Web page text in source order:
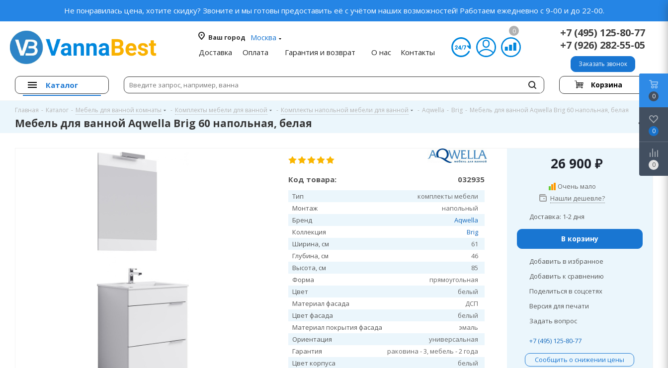
Не понравилась цена, хотите скидку? Звоните и мы готовы предоставить её с учётом наших возможностей! Работаем ежедневно с 9-00 и до 22-00.
Ваш город
Москва
Доставка
Оплата Гарантия и возврат О нас Контакты
0
+7 (495) 125-80-77
+7 (926) 282-55-05
Заказать звонок
Каталог Корзина
Главная - Каталог - Мебель для ванной комнаты - Комплекты мебели для ванной - Комплекты напольной мебели для ванной - Aqwella - Brig - Мебель для ванной Aqwella Brig 60 напольная, белая
Мебель для ванной Aqwella Brig 60 напольная, белая
Код товара: 032935
Тип
комплекты мебели
Монтаж
напольный
Бренд
Aqwella
Коллекция
Brig
Ширина, см
61
Глубина, см
46
Высота, см
85
Форма
прямоугольная
Цвет
белый
Материал фасада
ДСП
Цвет фасада
белый
Материал покрытия фасада
эмаль
Ориентация
универсальная
Гарантия
раковина - 3, мебель - 2 года
Цвет корпуса
белый
26 900 ₽
Очень мало
Нашли дешевле?
Доставка: 1-2 дня
В корзину
Добавить в избранное
Добавить к сравнению
Поделиться в соцсетях
Версия для печати
Задать вопрос
+7 (495) 125-80-77
Сообщить о снижении цены
0
0
0